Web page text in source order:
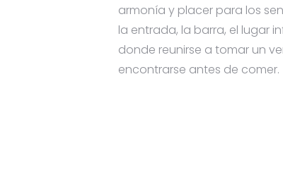
armonía y placer para los
la entrada, la barra, el lugar
donde reunirse a tomar un
encontrarse antes de comer.